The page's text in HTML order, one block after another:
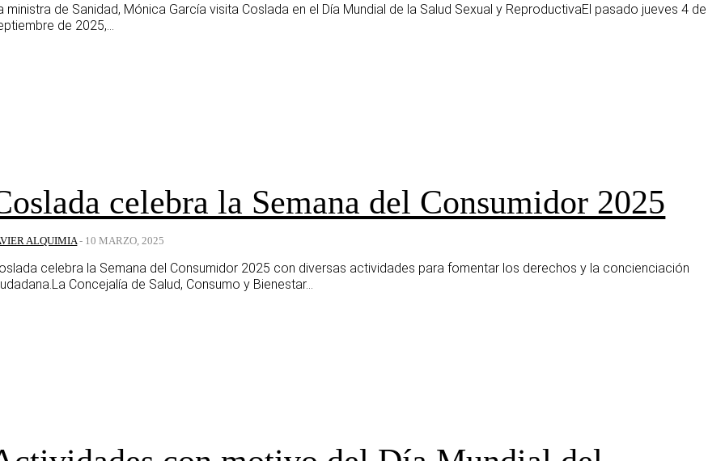
ministra de Sanidad, Mónica García visita Coslada en el Día Mundial de la Salud Sexual y ReproductivaEl pasado jueves 4 de
de 2025,...
celebra la Semana del Consumidor 2025
ALQUIMIA - 10 MARZO, 2025
celebra la Semana del Consumidor 2025 con diversas actividades para fomentar los derechos y la concienciación
Concejalía de Salud, Consumo y Bienestar...